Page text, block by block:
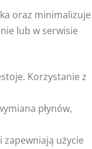
oraz minimalizuje
lub w serwisie
Korzystanie z
płynów,
użycie